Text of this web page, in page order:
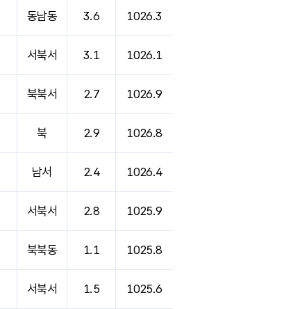
동남동 3.6 1026.3
서북서 3.1 1026.1
북북서 2.7 1026.9
북 2.9 1026.8
남서 2.4 1026.4
서북서 2.8 1025.9
북북동 1.1 1025.8
서북서 1.5 1025.6